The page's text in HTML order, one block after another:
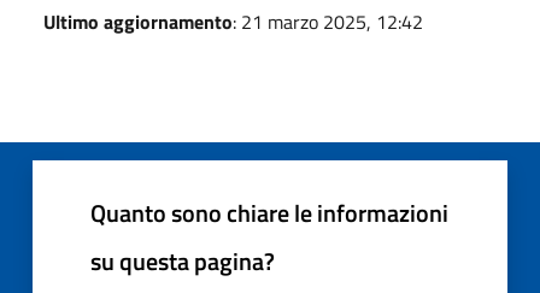
Ultimo aggiornamento: 21 marzo 2025, 12:42
Quanto sono chiare le informazioni
su questa pagina?